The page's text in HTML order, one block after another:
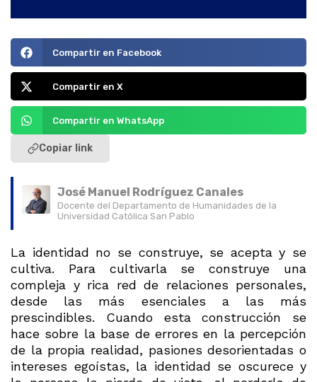
Compartir en Facebook
Compartir en X
Compartir en WhatsApp
Copiar link
José Manuel Rodríguez Canales
Docente del Departamento de Humanidades de la
Universidad Católica San Pablo
La identidad no se construye, se acepta y se
cultiva. Para cultivarla se construye una
compleja y rica red de relaciones personales,
desde las más esenciales a las más
prescindibles. Cuando esta construcción se
hace sobre la base de errores en la percepción
de la propia realidad, pasiones desorientadas o
intereses egoístas, la identidad se oscurece y